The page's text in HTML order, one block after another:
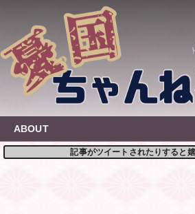
content
ABOUT
記事がツイートされたりすると嬉